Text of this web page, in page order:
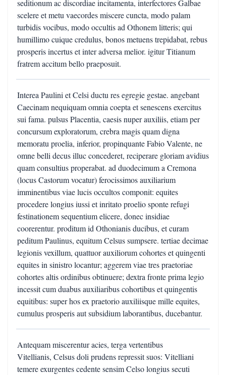
seditionum ac discordiae incitamenta, interfectores Galbae
scelere et metu vaecordes miscere cuncta, modo palam
turbidis vocibus, modo occultis ad Othonem litteris; qui
humillimo cuique credulus, bonos metuens trepidabat, rebus
prosperis incertus et inter adversa melior. igitur Titianum
fratrem accitum bello praeposuit.
Interea Paulini et Celsi ductu res egregie gestae. angebant
Caecinam nequiquam omnia coepta et senescens exercitus
sui fama. pulsus Placentia, caesis nuper auxiliis, etiam per
concursum exploratorum, crebra magis quam digna
memoratu proelia, inferior, propinquante Fabio Valente, ne
omne belli decus illuc concederet, reciperare gloriam avidius
quam consultius properabat. ad duodecimum a Cremona
(locus Castorum vocatur) ferocissimos auxiliarium
imminentibus viae lucis occultos componit: equites
procedere longius iussi et inritato proelio sponte refugi
festinationem sequentium elicere, donec insidiae
coorerentur. proditum id Othonianis ducibus, et curam
peditum Paulinus, equitum Celsus sumpsere. tertiae decimae
legionis vexillum, quattuor auxiliorum cohortes et quingenti
equites in sinistro locantur; aggerem viae tres praetoriae
cohortes altis ordinibus obtinuere; dextra fronte prima legio
incessit cum duabus auxiliaribus cohortibus et quingentis
equitibus: super hos ex praetorio auxiliisque mille equites,
cumulus prosperis aut subsidium laborantibus, ducebantur.
Antequam miscerentur acies, terga vertentibus
Vitellianis, Celsus doli prudens repressit suos: Vitelliani
temere exurgentes cedente sensim Celso longius secuti